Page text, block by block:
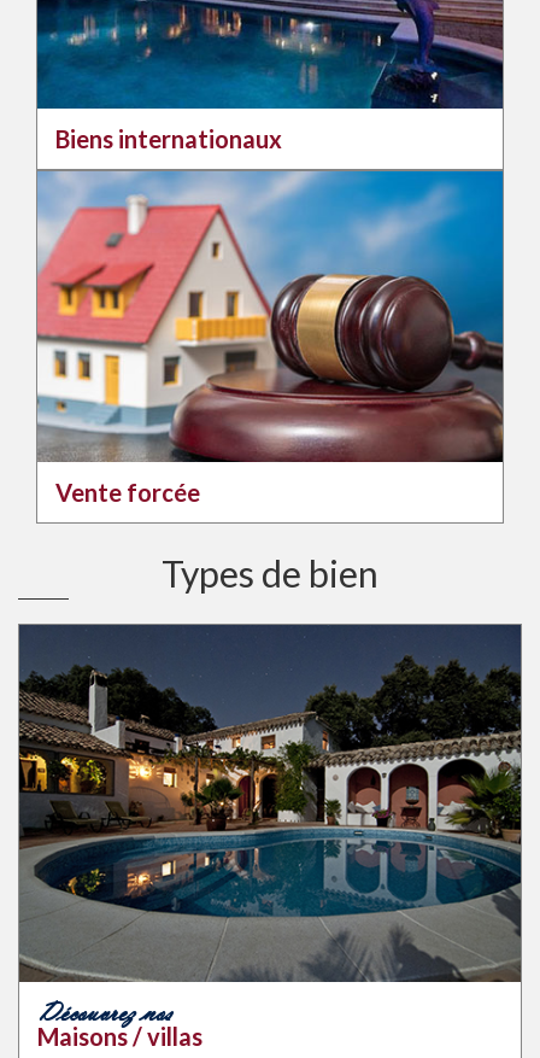
Biens internationaux
Vente forcée
Types de bien
Découvrez nos
Maisons / villas